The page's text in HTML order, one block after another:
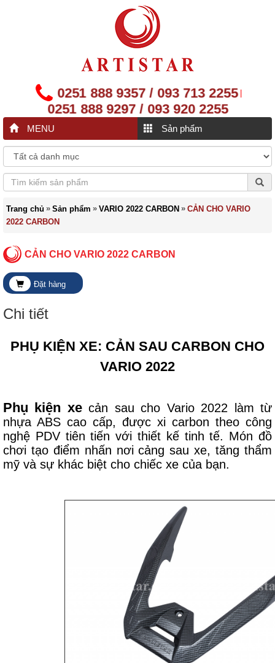
0251 888 9357 / 093 713 2255 |
0251 888 9297 / 093 920 2255
MENU Sản phẩm
Trang chủ » Sản phẩm » VARIO 2022 CARBON » CẢN CHO VARIO
2022 CARBON
CẢN CHO VARIO 2022 CARBON
Đặt hàng
Chi tiết
PHỤ KIỆN XE: CẢN SAU CARBON CHO
VARIO 2022
Phụ kiện xecản sau cho Vario 2022 làm từ
nhựa ABS cao cấp, được xi carbon theo công
nghệ PDV tiên tiến với thiết kế tinh tế. Món đồ
chơi tạo điểm nhấn nơi cảng sau xe, tăng thẩm
mỹ và sự khác biệt cho chiếc xe của bạn.